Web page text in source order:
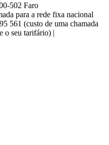
502 Faro
para a rede fixa nacional
561 (custo de uma chamada
o seu tarifário) |